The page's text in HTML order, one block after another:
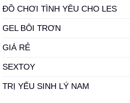
ĐỒ CHƠI TÌNH YÊU CHO LES
GEL BÔI TRƠN
GIÁ RẺ
SEXTOY
TRỊ YẾU SINH LÝ NAM